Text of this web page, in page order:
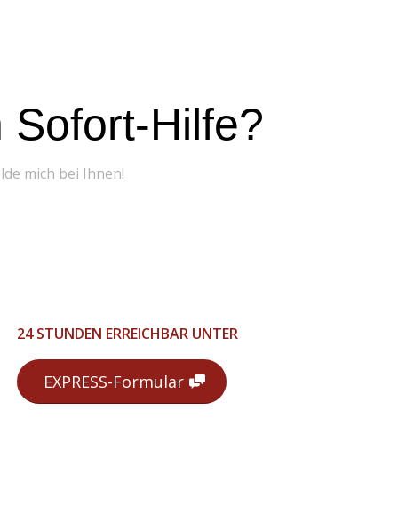
Hilfe?
mich bei Ihnen!
24 STUNDEN ERREICHBAR UNTER
EXPRESS-Formular